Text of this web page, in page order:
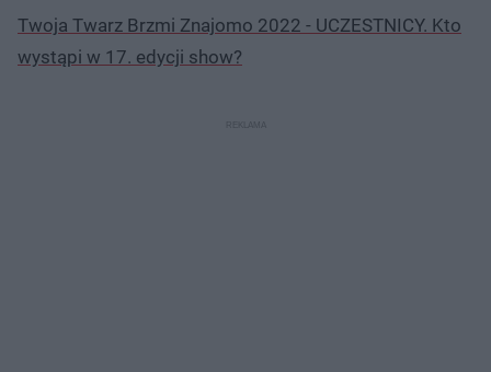
Twoja Twarz Brzmi Znajomo 2022 - UCZESTNICY. Kto
wystąpi w 17. edycji show?